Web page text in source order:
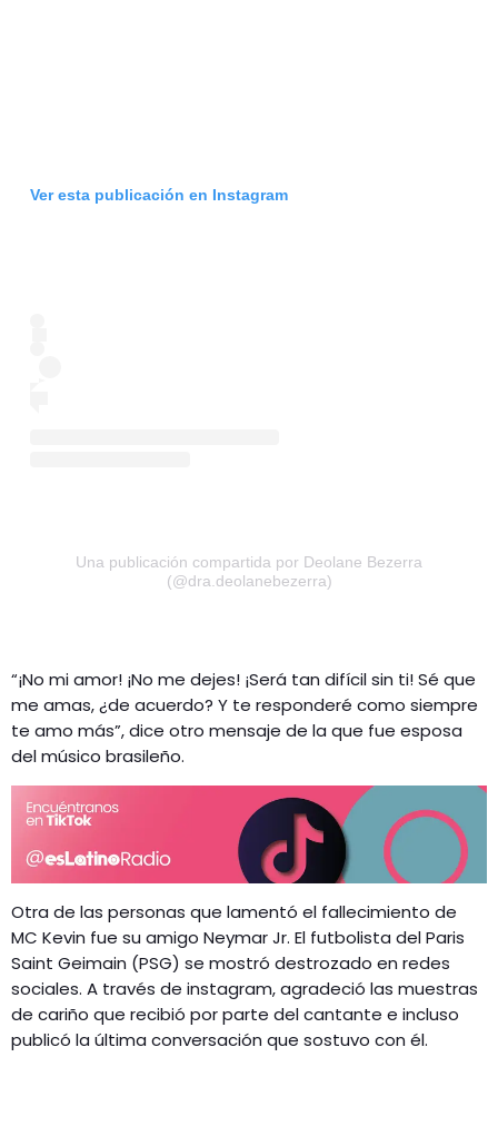
Ver esta publicación en Instagram
Una publicación compartida por Deolane Bezerra
(@dra.deolanebezerra)
“¡No mi amor! ¡No me dejes! ¡Será tan difícil sin ti! Sé que
me amas, ¿de acuerdo? Y te responderé como siempre
te amo más”, dice otro mensaje de la que fue esposa
del músico brasileño.
Otra de las personas que lamentó el fallecimiento de
MC Kevin fue su amigo Neymar Jr. El futbolista del Paris
Saint Geimain (PSG) se mostró destrozado en redes
sociales. A través de instagram, agradeció las muestras
de cariño que recibió por parte del cantante e incluso
publicó la última conversación que sostuvo con él.